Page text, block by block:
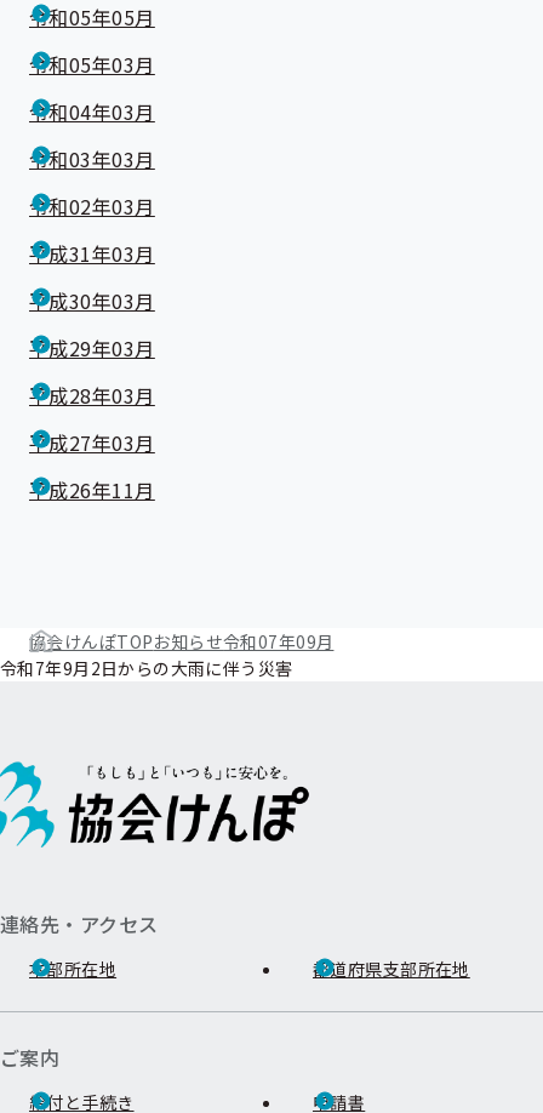
令和05年05月
令和05年03月
令和04年03月
令和03年03月
令和02年03月
平成31年03月
平成30年03月
平成29年03月
平成28年03月
平成27年03月
平成26年11月
協会けんぽTOPお知らせ令和07年09月
令和7年9月2日からの大雨に伴う災害
連絡先・アクセス
本部所在地 都道府県支部所在地
ご案内
給付と手続き 申請書